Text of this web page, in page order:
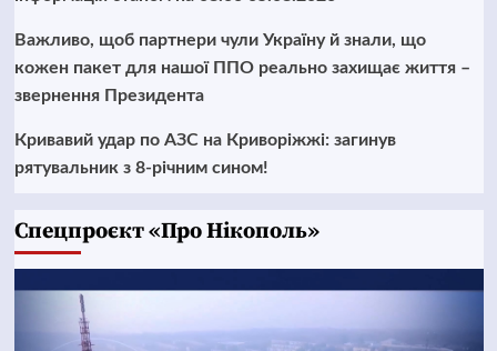
Важливо, щоб партнери чули Україну й знали, що
кожен пакет для нашої ППО реально захищає життя –
звернення Президента
Кривавий удар по АЗС на Криворіжжі: загинув
рятувальник з 8-річним сином!
Cпецпроєкт «Про Нікополь»